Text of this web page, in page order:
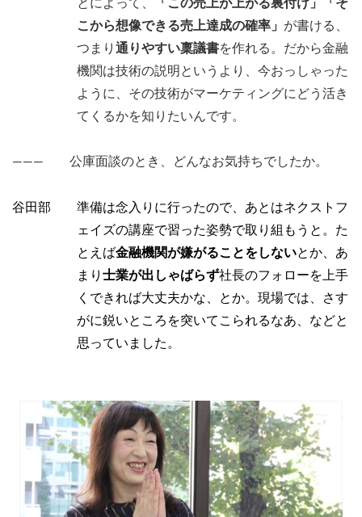
とによって、
「この売上が上がる裏付け」「そ
こから想像できる売上達成の確率」 が書ける、
つまり 通りやすい稟議書を作れる。だから金融
機関は技術の説明というより、今おっしゃった
ように、その技術がマーケティングにどう活き
てくるかを知りたいんです。
――― 公庫面談のとき、どんなお気持ちでしたか。
谷田部 準備は念入りに行ったので、あとはネクストフ
ェイズの講座で習った姿勢で取り組もうと。た
とえば金融機関が嫌がることをしないとか、あ
まり 士業が出しゃばらず社長のフォローを上手
くできれば大丈夫かな、とか。現場では、さす
がに鋭いところを突いてこられるなあ、などと
思っていました。